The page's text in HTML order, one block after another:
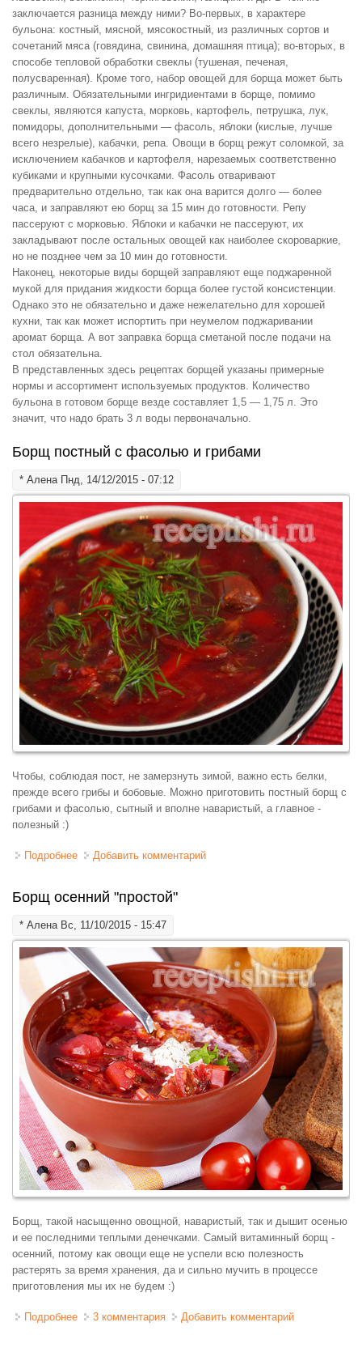
заключается разница между ними? Во-первых, в характере
бульона: костный, мясной, мясокостный, из различных сортов и
сочетаний мяса (говядина, свинина, домашняя птица); во-вторых, в
способе тепловой обработки свеклы (тушеная, печеная,
полусваренная). Кроме того, набор овощей для борща может быть
различным. Обязательными ингридиентами в борще, помимо
свеклы, являются капуста, морковь, картофель, петрушка, лук,
помидоры, дополнительными — фасоль, яблоки (кислые, лучше
всего незрелые), кабачки, репа. Овощи в борщ режут соломкой, за
исключением кабачков и картофеля, нарезаемых соответственно
кубиками и крупными кусочками. Фасоль отваривают
предварительно отдельно, так как она варится долго — более
часа, и заправляют ею борщ за 15 мин до готовности. Репу
пассеруют с морковью. Яблоки и кабачки не пассеруют, их
закладывают после остальных овощей как наиболее скороваркие,
но не позднее чем за 10 мин до готовности.
Наконец, некоторые виды борщей заправляют еще поджаренной
мукой для придания жидкости борща более густой консистенции.
Однако это не обязательно и даже нежелательно для хорошей
кухни, так как может испортить при неумелом поджаривании
аромат борща. А вот заправка борща сметаной после подачи на
стол обязательна.
В представленных здесь рецептах борщей указаны примерные
нормы и ассортимент используемых продуктов. Количество
бульона в готовом борще везде составляет 1,5 — 1,75 л. Это
значит, что надо брать 3 л воды первоначально.
Борщ постный с фасолью и грибами
* АленаПнд, 14/12/2015 - 07:12
Чтобы, соблюдая пост, не замерзнуть зимой, важно есть белки,
прежде всего грибы и бобовые. Можно приготовить постный борщ с
грибами и фасолью, сытный и вполне наваристый, а главное -
полезный :)
Подробнее о Борщ постный с фасолью и грибами
Добавить комментарий
Борщ осенний "простой"
* АленаВс, 11/10/2015 - 15:47
Борщ, такой насыщенно овощной, наваристый, так и дышит осенью
и ее последними теплыми денечками. Самый витаминный борщ -
осенний, потому как овощи еще не успели всю полезность
растерять за время хранения, да и сильно мучить в процессе
приготовления мы их не будем :)
Подробнее о Борщ осенний "простой"
3 комментария Добавить комментарий